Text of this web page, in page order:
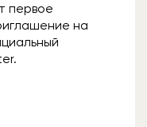
первое
на